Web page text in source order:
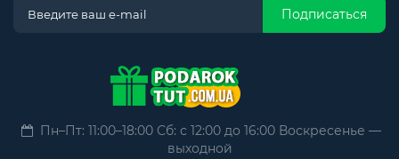
Подписаться
Пн–Пт: 11:00–18:00 Сб: с 12:00 до 16:00 Воскресенье —
выходной